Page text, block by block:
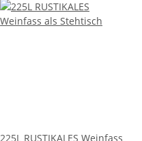
225L RUSTIKALES Weinfass